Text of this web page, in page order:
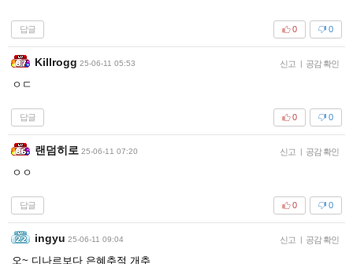
답글 0
0
Killrogg 25-06-11 05:53 신고 | 공감 확인
ㅇㄷ
답글 0
0
랜덤히로 25-06-11 07:20 신고 | 공감 확인
ㅇㅇ
답글 0
0
ingyu 25-06-11 09:04 신고 | 공감 확인
오~ 디나르보다 은혜추적 개추